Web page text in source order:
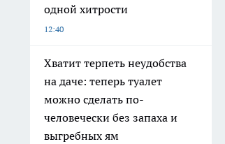
одной хитрости
12:40
Хватит терпеть неудобства
на даче: теперь туалет
можно сделать по-
человечески без запаха и
выгребных ям